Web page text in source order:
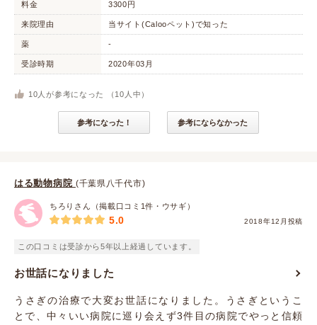
料金 3300円
来院理由 当サイト(Calooペット)で知った
薬 -
受診時期 2020年03月
10 人が参考になった （ 10 人中）
参考になった！ 参考にならなかった
はる動物病院 (千葉県八千代市)
ちろりさん（掲載口コミ1件・ウサギ）
2018年12月投稿
5.0
この口コミは受診から5年以上経過しています。
お世話になりました
うさぎの治療で大変お世話になりました。うさぎというこ
とで、中々いい病院に巡り会えず3件目の病院でやっと信頼